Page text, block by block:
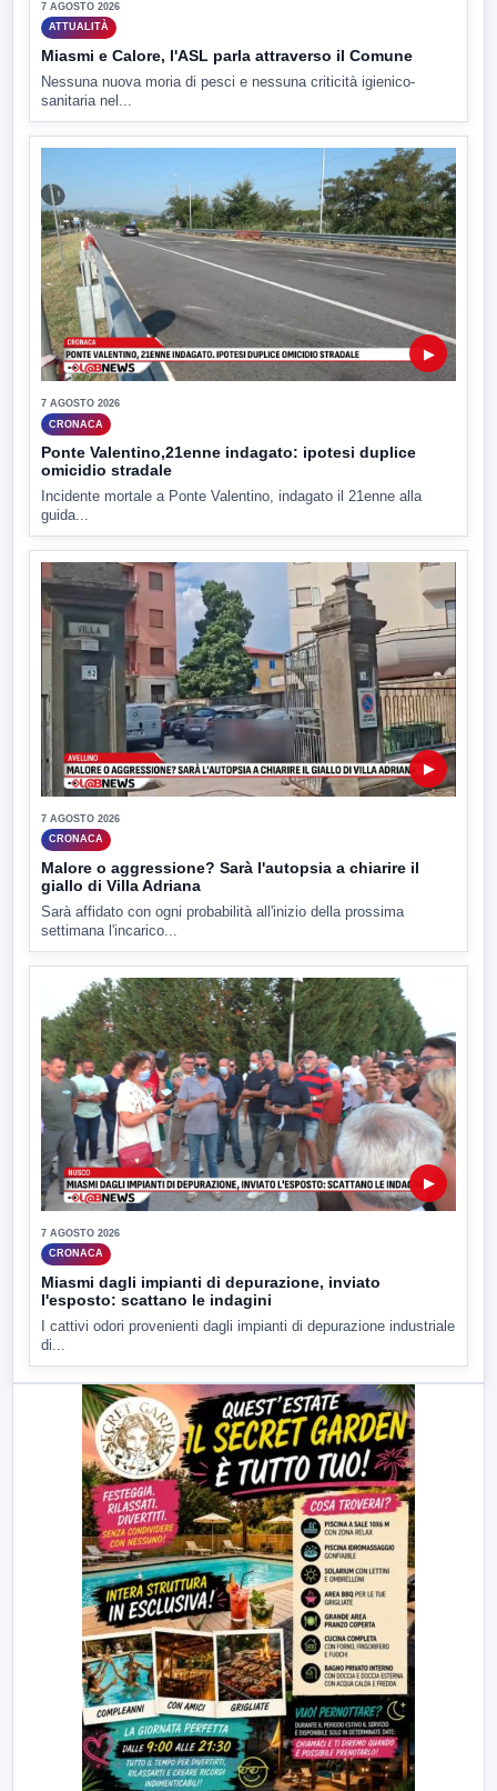
7 AGOSTO 2026
ATTUALITÀ
Miasmi e Calore, l'ASL parla attraverso il Comune
Nessuna nuova moria di pesci e nessuna criticità igienico-
sanitaria nel...
▶
7 AGOSTO 2026
CRONACA
Ponte Valentino,21enne indagato: ipotesi duplice
omicidio stradale
Incidente mortale a Ponte Valentino, indagato il 21enne alla
guida...
▶
7 AGOSTO 2026
CRONACA
Malore o aggressione? Sarà l'autopsia a chiarire il
giallo di Villa Adriana
Sarà affidato con ogni probabilità all'inizio della prossima
settimana l'incarico...
▶
7 AGOSTO 2026
CRONACA
Miasmi dagli impianti di depurazione, inviato
l'esposto: scattano le indagini
I cattivi odori provenienti dagli impianti di depurazione industriale
di...